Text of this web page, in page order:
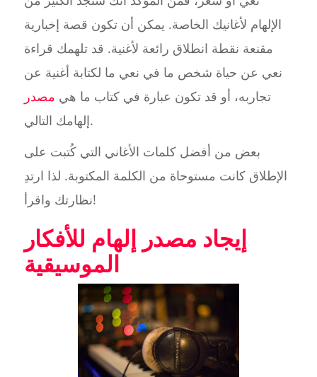
الإلهام لأغانيك الخاصة. يمكن أن تكون قصة إخبارية
مقنعة نقطة انطلاق رائعة لأغنية. قد تلهمك قراءة
نعي عن حياة شخص ما في نعي ما لكتابة أغنية عن
تجاربه، أو قد تكون عبارة في كتاب ما هي مصدر
إلهامك التالي.
بعض من أفضل كلمات الأغاني التي كُتبت على
الإطلاق كانت مستوحاة من الكلمة المكتوبة. لذا ارتدِ
نظارتك واقرأ!
إيجاد مصدر إلهام للأفكار
الموسيقية